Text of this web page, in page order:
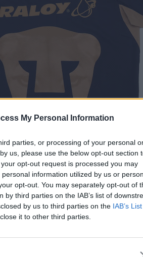
My Personal Information
parties, or processing of your personal
us, please use the below opt-out section
opt-out request is processed you may
information utilized by us or
opt-out. You may separately opt-out of
third parties on the IAB’s list of
by us to third parties on the IAB’s
it to other third parties.